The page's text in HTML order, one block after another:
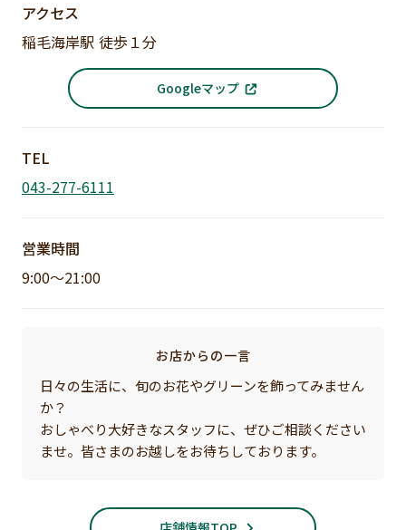
アクセス
稲毛海岸駅 徒歩１分
Googleマップ
TEL
043-277-6111
営業時間
9:00～21:00
お店からの一言
日々の生活に、旬のお花やグリーンを飾ってみません
か？
おしゃべり大好きなスタッフに、ぜひご相談ください
ませ。皆さまのお越しをお待ちしております。